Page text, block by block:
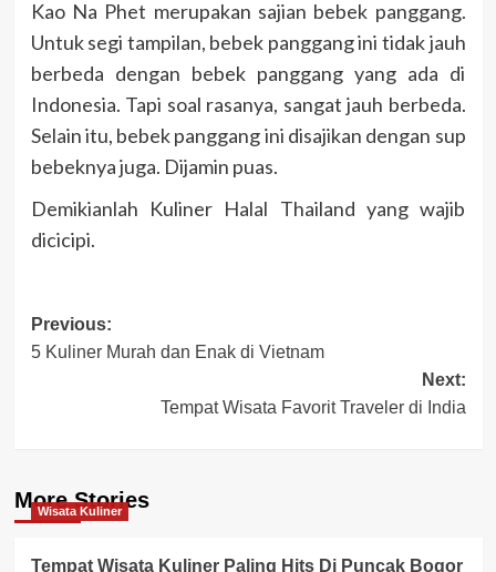
Kao Na Phet merupakan sajian bebek panggang.
Untuk segi tampilan, bebek panggang ini tidak jauh
berbeda dengan bebek panggang yang ada di
Indonesia. Tapi soal rasanya, sangat jauh berbeda.
Selain itu, bebek panggang ini disajikan dengan sup
bebeknya juga. Dijamin puas.
Demikianlah Kuliner Halal Thailand yang wajib
dicicipi.
Post
navigation
Previous:
5 Kuliner Murah dan Enak di Vietnam
Next:
Tempat Wisata Favorit Traveler di India
More Stories
Wisata Kuliner
Tempat Wisata Kuliner Paling Hits Di Puncak Bogor